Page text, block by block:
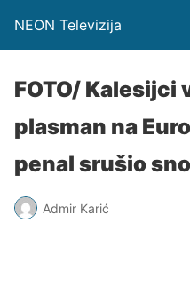
NEON Televizija
FOTO/ Kalesijci
plasman na
penal srušio
Admir Karić